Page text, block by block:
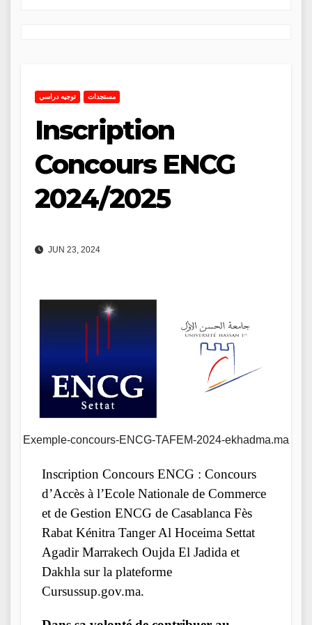
توجيه دراسي مستجدات
Inscription
Concours ENCG
2024/2025
JUN 23, 2024
Exemple-concours-ENCG-TAFEM-2024-ekhadma.ma
Inscription Concours ENCG : Concours
d’Accès à l’Ecole Nationale de Commerce
et de Gestion ENCG de Casablanca Fès
Rabat Kénitra Tanger Al Hoceima Settat
Agadir Marrakech Oujda El Jadida et
Dakhla sur la plateforme
Cursussup.gov.ma.